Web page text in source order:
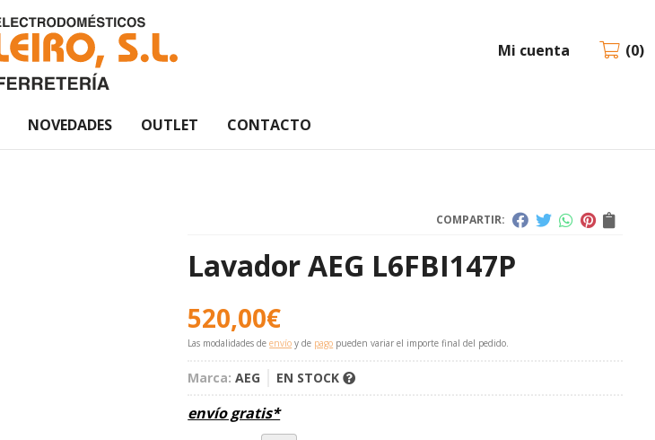
Mi cuenta 0
NOVEDADES OUTLET CONTACTO
COMPARTIR:
Lavador AEG L6FBI147P
520,00€
Las modalidades deenvío y de pago pueden variar el importe final del pedido.
Marca: AEG EN STOCK
envío gratis*